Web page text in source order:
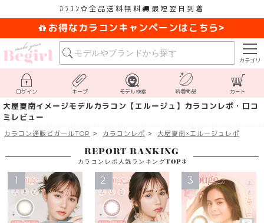
ｶﾗｺﾝ 全品送料無料 最短翌日到着
お得なカラコンキャンペーンはこちら>
カテゴリ
ログイン キープ モデル検索 新着商品 カート
大屋夏南イメージモデルカラコン【エルージュ】カラコンレポ・口コ
ミレビュー
カラコン通販ビガールTOP カラコンレポ 大屋夏南×エルージュレポ
REPORT RANKING
カラコンレポ人気ランキングTOP3
1 2 3